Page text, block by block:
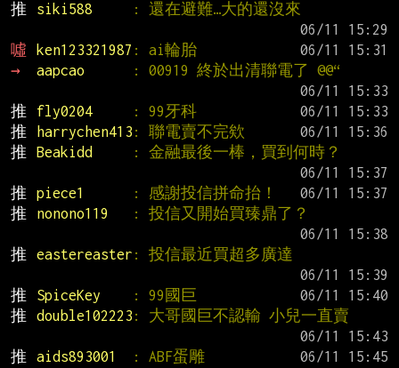
推
siki588
: 還在避難…大的還沒來
噓
ken123321987 : ai輪胎
→
aapcao
: 00919 終於出清聯電了 @@“
推
fly0204 : 99牙科
推
harrychen413 : 聯電賣不完欸
推
Beakidd
: 金融最後一棒，買到何時？
推
piece1 : 感謝投信拼命抬！
推
nonono119
: 投信又開始買臻鼎了？
推
eastereaster : 投信最近買超多廣達
推
SpiceKey : 99國巨
推
double102223 : 大哥國巨不認輸 小兒一直賣
推
aids893001 : ABF蛋雕